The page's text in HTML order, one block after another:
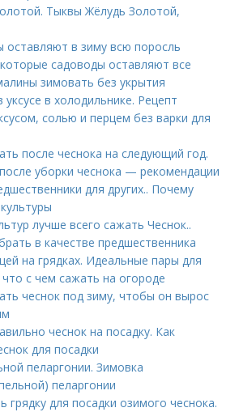
Тыквы Жёлудь Золотой,
оставляют в зиму всю поросль
садоводы оставляют все
зимовать без укрытия
уксусе в холодильнике. Рецепт
солью и перцем без варки для
после чеснока на следующий год.
уборки чеснока — рекомендации
для других.. Почему
лучше всего сажать Чеснок..
в качестве предшественника
на грядках. Идеальные пары для
с чем сажать на огороде
чеснок под зиму, чтобы он вырос
чеснок на посадку. Как
для посадки
пеларгонии. Зимовка
пеларгонии
грядку для посадки озимого чеснока.